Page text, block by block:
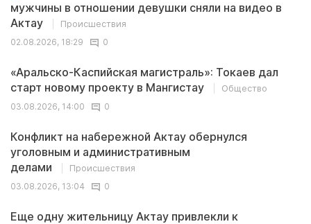
мужчины в отношении девушки сняли на видео в
Актау
Происшествия
02.08.2026, 18:29
0
«Аральско-Каспийская магистраль»: Токаев дал
старт новому проекту в Мангистау
Общество
03.08.2026, 14:00
0
Конфликт на набережной Актау обернулся
уголовным и административным
делами
Происшествия
03.08.2026, 13:04
0
Еще одну жительницу Актау привлекли к